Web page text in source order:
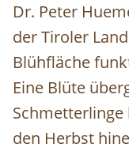
Dr. Peter
der Tiroler
Blühfläche
Eine Blüte
den Herbst